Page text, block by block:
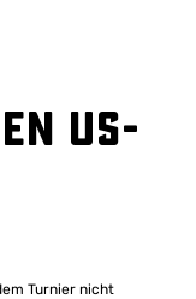
US-
Turnier nicht